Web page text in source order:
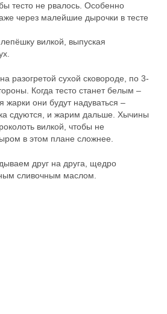
тесто не рвалось. Особенно
через малейшие дырочки в тесте
вилкой, выпуская
разогретой сухой сковороде, по 3-
Когда тесто станет белым –
жарки они будут надуваться –
сдуются, и жарим дальше. Хычины
вилкой, чтобы не
в этом плане сложнее.
друг на друга, щедро
сливочным маслом.